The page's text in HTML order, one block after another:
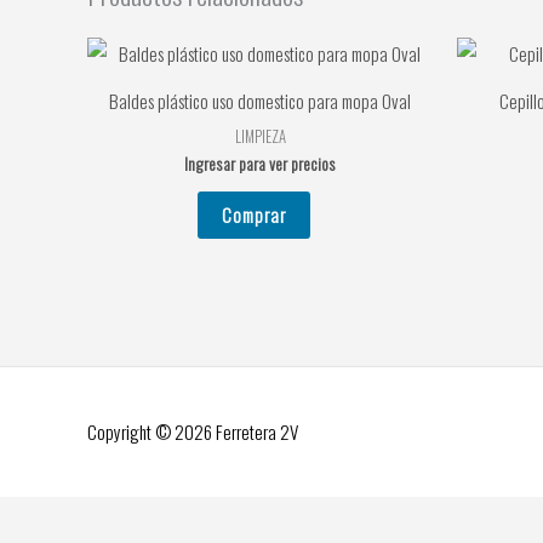
Baldes plástico uso domestico para mopa Oval
LIMPIEZA
Ingresar para ver precios
Comprar
Copyright © 2026Ferretera 2V